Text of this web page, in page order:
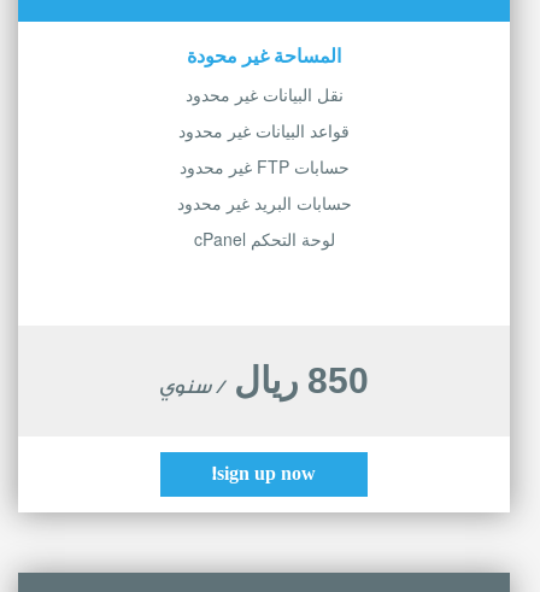
المساحة غير محودة
نقل البيانات غير محدود
قواعد البيانات غير محدود
حسابات FTP غير محدود
حسابات البريد غير محدود
لوحة التحكم cPanel
850 ريال / سنوي
sign up now!